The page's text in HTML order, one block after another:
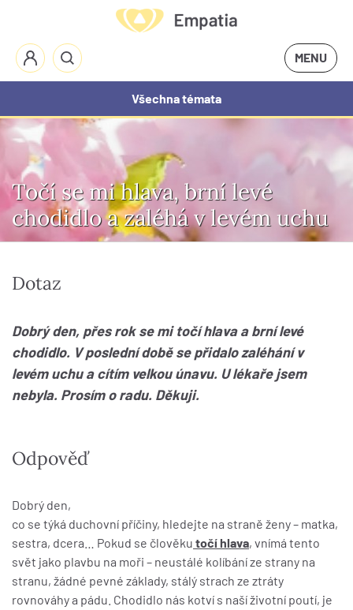
MENU
Všechna témata
Točí se mi hlava, brní levé
chodidlo a zaléhá v levém uchu
Dotaz
Dobrý den, přes rok se mi točí hlava a brní levé
chodidlo. V poslední době se přidalo zaléhání v
levém uchu a cítím velkou únavu. U lékaře jsem
nebyla. Prosím o radu. Děkuji.
Odpověď
Dobrý den,
co se týká duchovní příčiny, hledejte na straně ženy – matka,
sestra, dcera… Pokud se člověku točí hlava, vnímá tento
svět jako plavbu na moři – neustálé kolíbání ze strany na
stranu, žádné pevné základy, stálý strach ze ztráty
rovnováhy a pádu. Chodidlo nás kotví s naší životní poutí, je